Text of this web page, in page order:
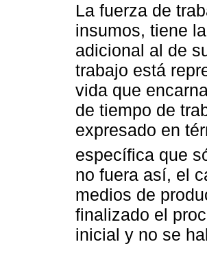
La fuerza de
insumos, tiene
adicional al de
trabajo está
vida que
de tiempo de
expresado en
específica que
no fuera así, el
medios de
finalizado el
inicial y no se